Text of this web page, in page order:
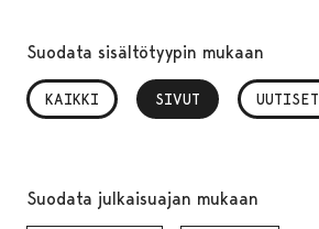
Suodata sisältötyypin mukaan
KAIKKI SIVUT
, VALITTU UUTISET
Suodata julkaisuajan mukaan